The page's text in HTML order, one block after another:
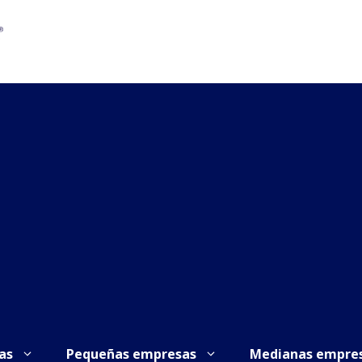
Pequeñas empresas Medianas